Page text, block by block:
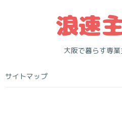
大阪で暮らす専
サイトマップ